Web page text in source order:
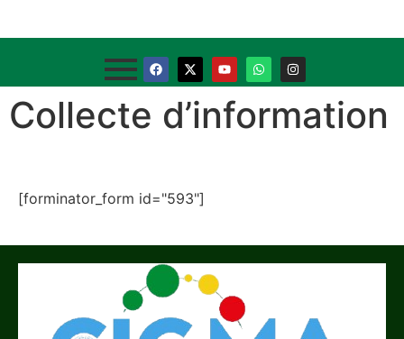
Collecte d’information
[forminator_form id="593"]